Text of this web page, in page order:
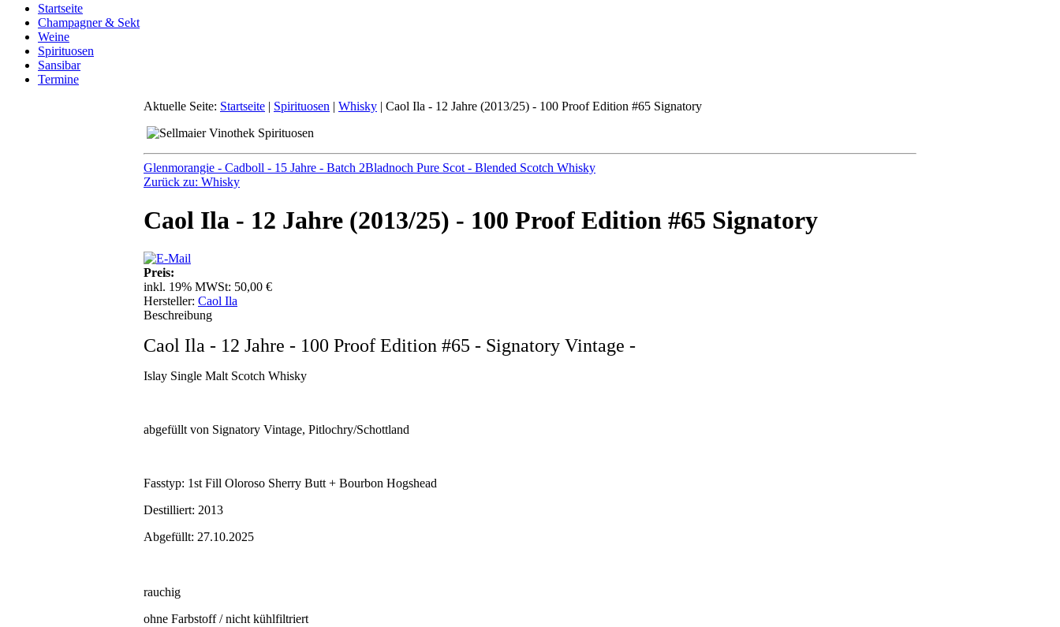
Startseite
Champagner & Sekt
Weine
Spirituosen
Sansibar
Termine
Aktuelle Seite: Startseite | Spirituosen | Whisky | Caol Ila - 12 Jahre (2013/25) - 100 Proof Edition #65 Signatory
Glenmorangie - Cadboll - 15 Jahre - Batch 2Bladnoch Pure Scot - Blended Scotch Whisky
Zurück zu: Whisky
Caol Ila - 12 Jahre (2013/25) - 100 Proof Edition #65 Signatory
Preis:
inkl. 19% MWSt: 50,00 €
Hersteller: Caol Ila
Beschreibung
Caol Ila - 12 Jahre - 100 Proof Edition #65 - Signatory Vintage -
Islay Single Malt Scotch Whisky
abgefüllt von Signatory Vintage, Pitlochry/Schottland
Fasstyp: 1st Fill Oloroso Sherry Butt + Bourbon Hogshead
Destilliert: 2013
Abgefüllt: 27.10.2025
rauchig
ohne Farbstoff / nicht kühlfiltriert